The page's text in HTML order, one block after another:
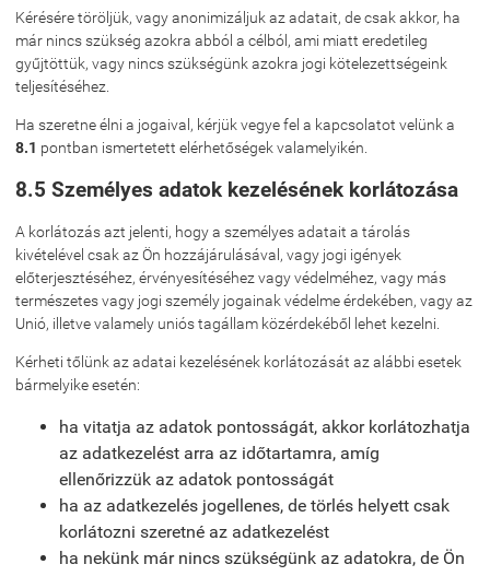
Kérésére töröljük, vagy anonimizáljuk az adatait, de csak akkor, ha
már nincs szükség azokra abból a célból, ami miatt eredetileg
gyűjtöttük, vagy nincs szükségünk azokra jogi kötelezettségeink
teljesítéséhez.
Ha szeretne élni a jogaival, kérjük vegye fel a kapcsolatot velünk a
8.1 pontban ismertetett elérhetőségek valamelyikén.
8.5 Személyes adatok kezelésének korlátozása
A korlátozás azt jelenti, hogy a személyes adatait a tárolás
kivételével csak az Ön hozzájárulásával, vagy jogi igények
előterjesztéséhez, érvényesítéséhez vagy védelméhez, vagy más
természetes vagy jogi személy jogainak védelme érdekében, vagy az
Unió, illetve valamely uniós tagállam közérdekéből lehet kezelni.
Kérheti tőlünk az adatai kezelésének korlátozását az alábbi esetek
bármelyike esetén:
ha vitatja az adatok pontosságát, akkor korlátozhatja
az adatkezelést arra az időtartamra, amíg
ellenőrizzük az adatok pontosságát
ha az adatkezelés jogellenes, de törlés helyett csak
korlátozni szeretné az adatkezelést
ha nekünk már nincs szükségünk az adatokra, de Ön